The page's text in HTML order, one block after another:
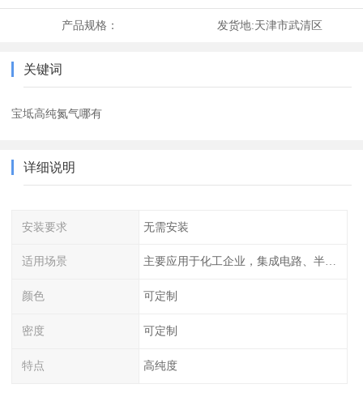
产品规格： 发货地:天津市武清区
关键词
宝坻高纯氮气哪有
详细说明
安装要求 无需安装
适用场景 主要应用于化工企业，集成电路、半导体、光伏电池
颜色 可定制
密度 可定制
特点 高纯度